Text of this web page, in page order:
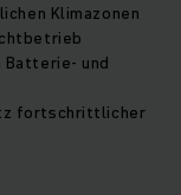
Klimazonen
und
fortschrittlicher